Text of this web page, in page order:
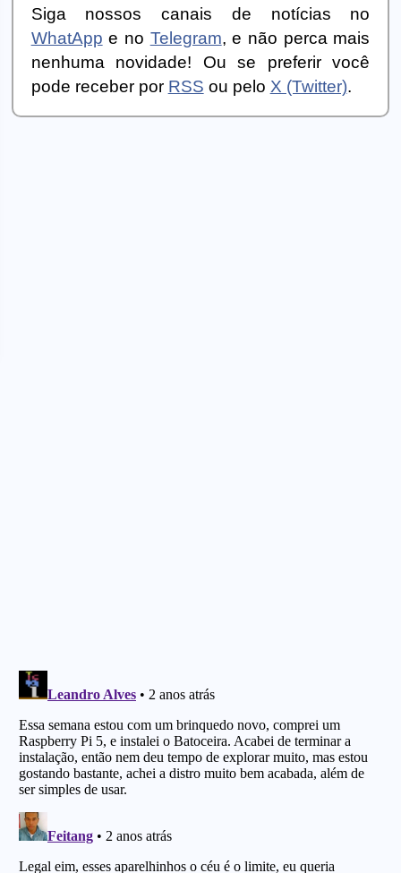
Siga nossos canais de notícias no
WhatApp e no Telegram, e não perca mais
nenhuma novidade! Ou se preferir você
pode receber por RSS ou pelo X (Twitter).